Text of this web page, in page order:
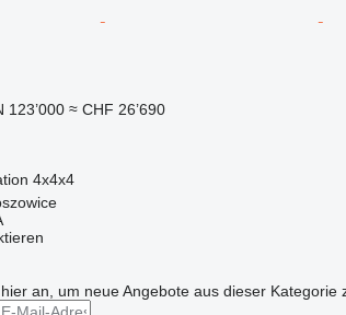
123’000 ≈ CHF 26’690
4x4x4
an, um neue Angebote aus dieser Kategorie